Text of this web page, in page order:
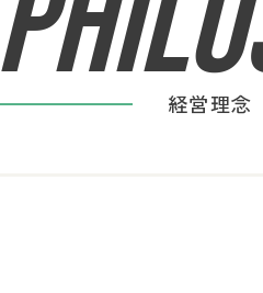
経営理念